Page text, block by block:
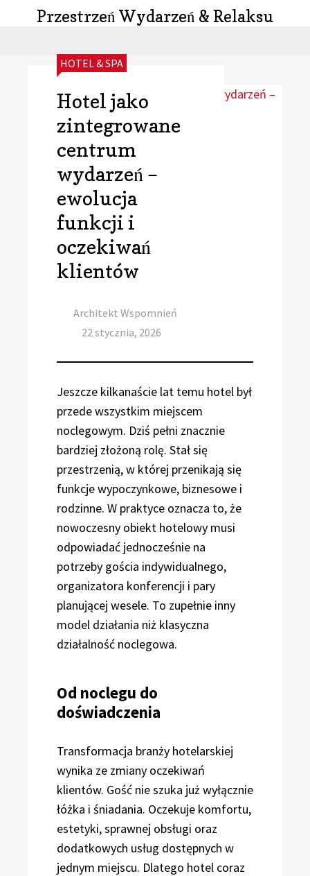
Przestrzeń Wydarzeń & Relaksu
CATEGORIES:
HOTEL & SPA
Hotel jako
zintegrowane
centrum
wydarzeń –
ewolucja
funkcji i
oczekiwań
klientów
Author
Architekt Wspomnień
Posted
22 stycznia, 2026
Jeszcze kilkanaście lat temu hotel był
przede wszystkim miejscem
noclegowym. Dziś pełni znacznie
bardziej złożoną rolę. Stał się
przestrzenią, w której przenikają się
funkcje wypoczynkowe, biznesowe i
rodzinne. W praktyce oznacza to, że
nowoczesny obiekt hotelowy musi
odpowiadać jednocześnie na
potrzeby gościa indywidualnego,
organizatora konferencji i pary
planującej wesele. To zupełnie inny
model działania niż klasyczna
działalność noclegowa.
Od noclegu do
doświadczenia
Transformacja branży hotelarskiej
wynika ze zmiany oczekiwań
klientów. Gość nie szuka już wyłącznie
łóżka i śniadania. Oczekuje komfortu,
estetyki, sprawnej obsługi oraz
dodatkowych usług dostępnych w
jednym miejscu. Dlatego hotel coraz